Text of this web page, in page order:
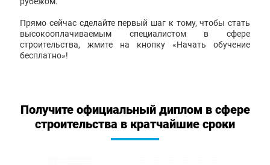
Прямо сейчас сделайте первый шаг к тому, чтобы стать
высокооплачиваемым специалистом в сфере
строительства, жмите на кнопку «Начать обучение
бесплатно»!
Получите официальный диплом в сфере
строительства в кратчайшие сроки